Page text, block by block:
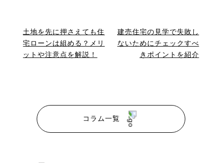
土地を先に押さえても住
宅ローンは組める？メリ
ットや注意点を解説！
建売住宅の見学で失敗し
ないためにチェックすべ
きポイントを紹介
コラム一覧